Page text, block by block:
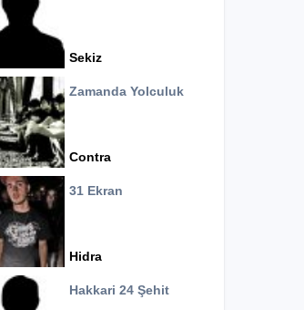
Sekiz
Zamanda Yolculuk
Contra
31 Ekran
Hidra
Hakkari 24 Şehit